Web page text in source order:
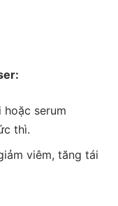
serum
thì.
viêm, tăng tái